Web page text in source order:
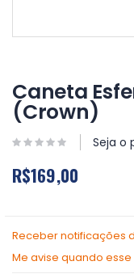
para
o
início
da
Galeria
imagens
Caneta
(Crown)
Seja o
R$169,00
Receber notificações
Me avise quando